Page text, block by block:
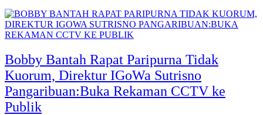
Bobby Bantah Rapat Paripurna Tidak
Kuorum, Direktur IGoWa Sutrisno
Pangaribuan:Buka Rekaman CCTV ke
Publik